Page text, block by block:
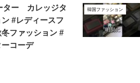
ター カレッジタ
#レディースフ
ファッション #
コーデ
韓国ファッション